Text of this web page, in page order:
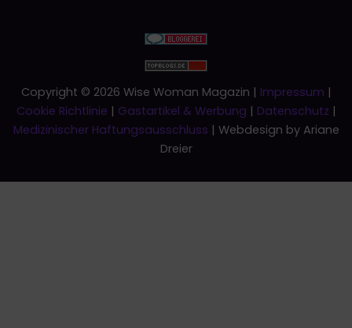
Copyright © 2026 Wise Woman Magazin | Impressum |
Cookie Richtlinie | Gastartikel & Werbung | Datenschutz |
Medizinischer Haftungsausschluss | Webdesign by Ariane
Dreier